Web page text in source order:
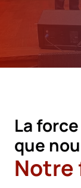
La
que
Notre